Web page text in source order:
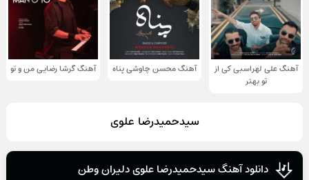
آهنگ علی لهراسبی کی از
تو ‌بهتر
آهنگ محسن چاوشی پناه آهنگ گرشا رضایی من و تو
سیدحمیدرضا علوی
دانلود آهنگ سیدحمیدرضا علوی دلیران وطن